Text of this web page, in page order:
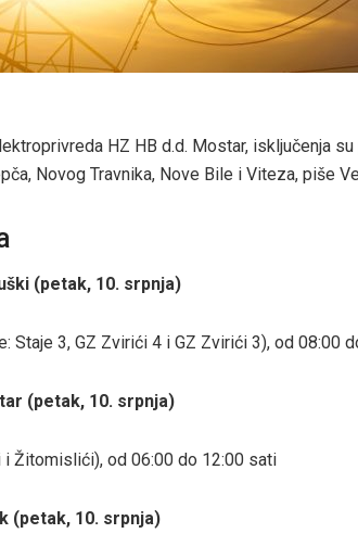
HZ HB d.d. Mostar, isključenja su
Novog Travnika, Nove Bile i Viteza, piše
(petak, 10. srpnja)
Staje 3, GZ Zvirići 4 i GZ Zvirići 3), od 08:00
(petak, 10. srpnja)
Žitomislići), od 06:00 do 12:00 sati
(petak, 10. srpnja)